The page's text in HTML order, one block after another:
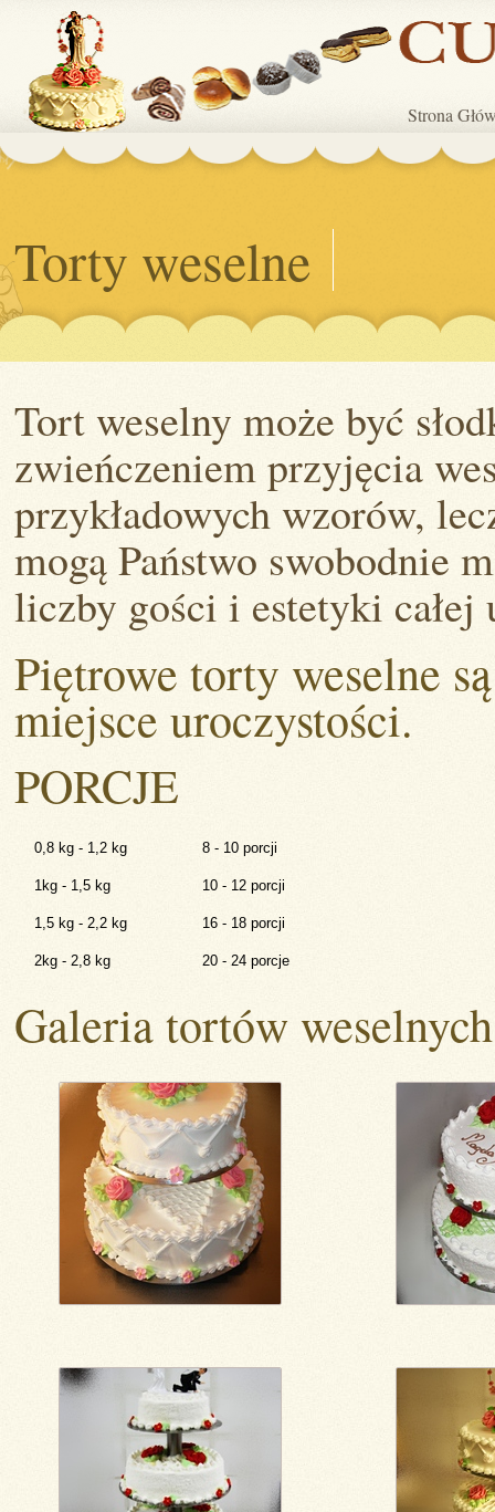
Strona
Torty weselne
Tort weselny może być
zwieńczeniem przyjęcia
przykładowych wzorów,
mogą Państwo swobodnie
liczby gości i estetyki całej
Piętrowe torty weselne
miejsce uroczystości.
PORCJE
0,8 kg - 1,2 kg 8 - 10 porcji
1kg - 1,5 kg 10 - 12 porcji
1,5 kg - 2,2 kg 16 - 18 porcji
2kg - 2,8 kg 20 - 24 porcje
Galeria tortów